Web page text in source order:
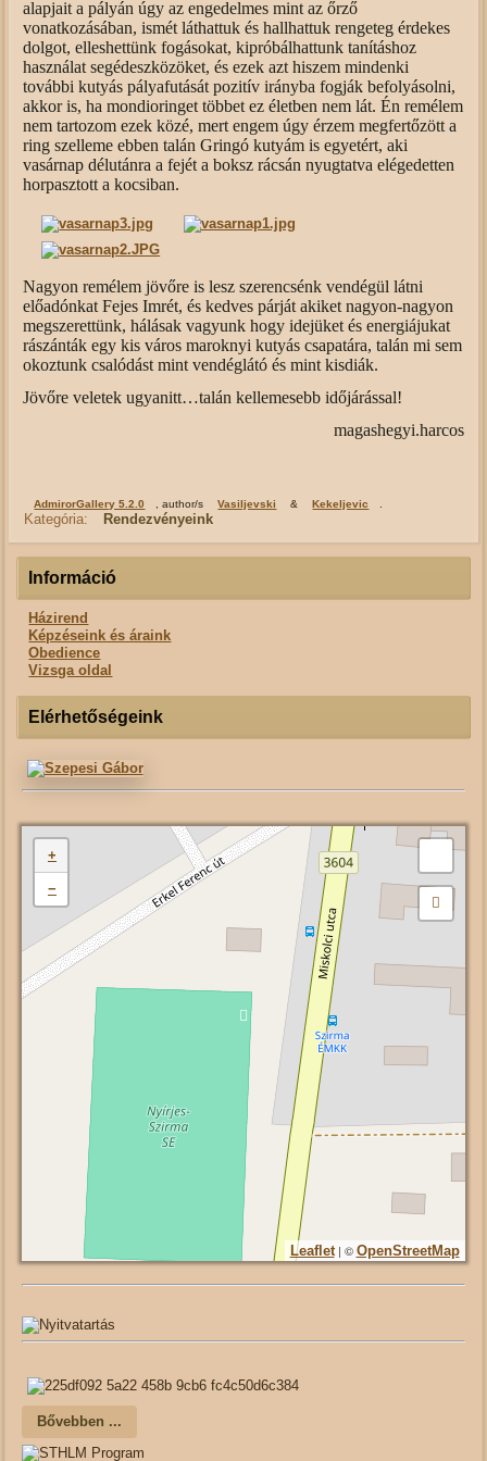
alapjait a pályán úgy az engedelmes mint az őrző
vonatkozásában, ismét láthattuk és hallhattuk rengeteg érdekes
dolgot, elleshettünk fogásokat, kipróbálhattunk tanításhoz
használat segédeszközöket, és ezek azt hiszem mindenki
további kutyás pályafutását pozitív irányba fogják befolyásolni,
akkor is, ha mondioringet többet ez életben nem lát. Én remélem
nem tartozom ezek közé, mert engem úgy érzem megfertőzött a
ring szelleme ebben talán Gringó kutyám is egyetért, aki
vasárnap délutánra a fejét a boksz rácsán nyugtatva elégedetten
horpasztott a kocsiban.
Nagyon remélem jövőre is lesz szerencsénk vendégül látni
előadónkat Fejes Imrét, és kedves párját akiket nagyon-nagyon
megszerettünk, hálásak vagyunk hogy idejüket és energiájukat
rászánták egy kis város maroknyi kutyás csapatára, talán mi sem
okoztunk csalódást mint vendéglátó és mint kisdiák.
Jövőre veletek ugyanitt…talán kellemesebb időjárással!
magashegyi.harcos
AdmirorGallery 5.2.0 , author/s Vasiljevski & Kekeljevic .
Kategória: Rendezvényeink
Információ
Házirend
Képzéseink és áraink
Obedience
Vizsga oldal
Elérhetőségeink
+
−
Leaflet| © OpenStreetMap
Bővebben ...